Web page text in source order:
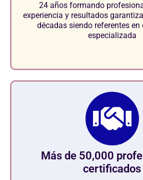
24 años formando
experiencia y resultados
décadas siendo referentes
especializada
Más de 50,000
certificados